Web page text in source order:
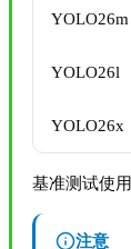
YOLO26m
YOLO26l
YOLO26x
基准测试使用
注意